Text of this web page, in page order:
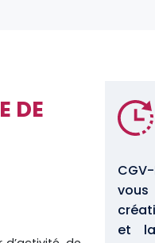
DE
et